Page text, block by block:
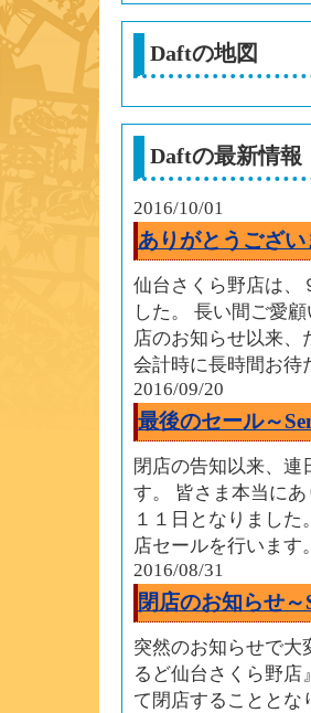
Daftの地図
Daftの最新情報
2016/10/01
ありがとうござ
仙台さくら野店は、
した。 長い間ご愛
店のお知らせ以来
会計時に長時間お
2016/09/20
最後のセール～
閉店の告知以来、
す。 皆さま本当に
１１日となりまし
店セールを行いま
2016/08/31
閉店のお知らせ～
突然のお知らせで大
るど仙台さくら野
て閉店することとな